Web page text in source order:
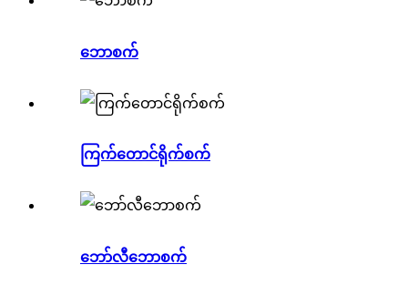
ဘောစက်
ကြက်တောင်ရိုက်စက်
ဘော်လီဘောစက်